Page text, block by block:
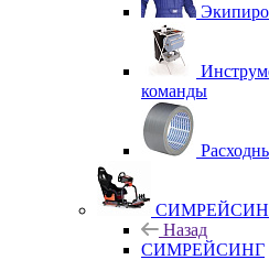
команды
Назад
СИМРЕЙСИНГ